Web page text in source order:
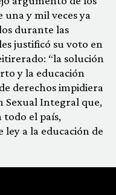
y mil veces ya
durante las
justificó su voto en
“la solución
y la educación
derechos impidiera
Sexual Integral que,
el país,
a la educación de